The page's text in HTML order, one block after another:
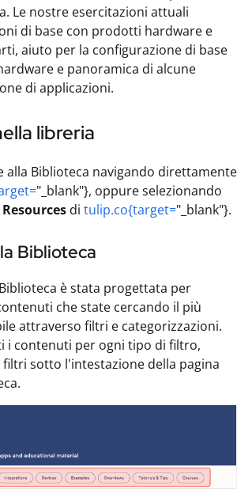
Le nostre esercitazioni attuali
di base con prodotti hardware e
aiuto per la configurazione di base
e panoramica di alcune
di applicazioni.
libreria
alla Biblioteca navigando direttamente
"_blank"}, oppure selezionando
Resources di tulip.co{target="_blank"}.
Biblioteca
è stata progettata per
che state cercando il più
attraverso filtri e categorizzazioni.
i contenuti per ogni tipo di filtro,
sotto l'intestazione della pagina